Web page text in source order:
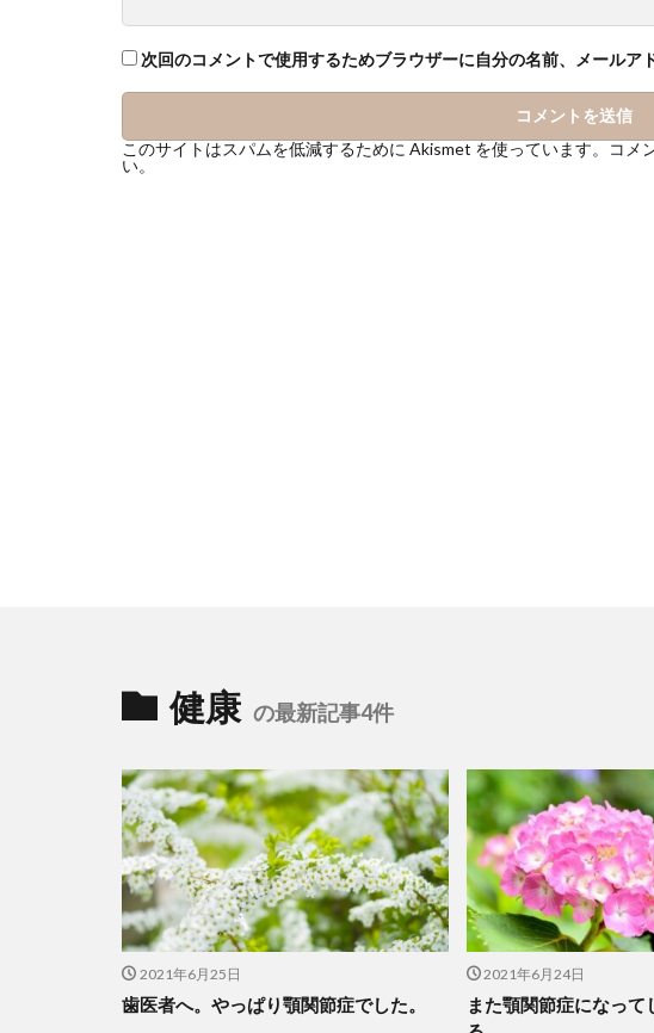
次回のコメントで使用するためブラウザーに自分の名前、メールア
このサイトはスパムを低減するために Akismet を使っています。
コメ
い。
健康 の最新記事4件
2021年6月25日
歯医者へ。やっぱり顎関節症でした。
2021年6月24日
また顎関節症になって